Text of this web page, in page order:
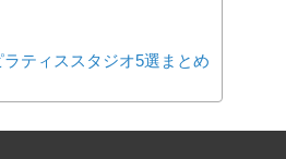
ティススタジオ5選まとめ